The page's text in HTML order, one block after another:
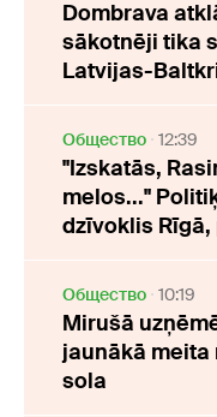
Dombrava
sākotnēji tika
Latvijas-
Oбщество 12:39
"Izskatās,
melos..."
dzīvoklis
Oбщество 10:19
Mirušā
jaunākā meita
sola